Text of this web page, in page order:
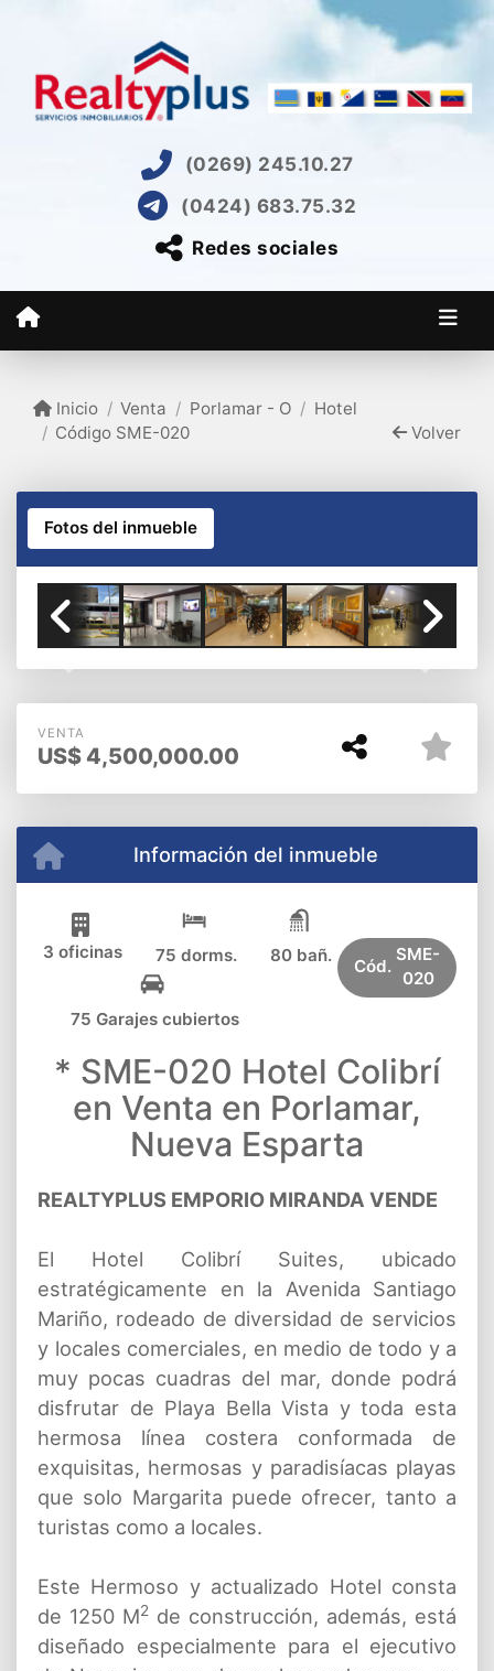
(0269) 245.10.27
(0424) 683.75.32
Redes sociales
Inicio Venta Porlamar - O
Hotel
Código SME-020
Volver
Fotos del inmueble
VENTA
US$ 4,500,000.00
Información del inmueble
3 oficinas 75 dorms. 80 bañ.
75 Garajes cubiertos
Cód.
SME-
020
* SME-020 Hotel Colibrí
en Venta en Porlamar,
Nueva Esparta
REALTYPLUS EMPORIO MIRANDA VENDE
El Hotel Colibrí Suites, ubicado
estratégicamente en la Avenida Santiago
Mariño, rodeado de diversidad de servicios
y locales comerciales, en medio de todo y a
muy pocas cuadras del mar, donde podrá
disfrutar de Playa Bella Vista y toda esta
hermosa línea costera conformada de
exquisitas, hermosas y paradisíacas playas
que solo Margarita puede ofrecer, tanto a
turistas como a locales.
Este Hermoso y actualizado Hotel consta
de 1250 M2 de construcción, además, está
diseñado especialmente para el ejecutivo